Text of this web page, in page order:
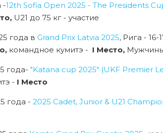
-12th Sofia Open 2025 - The Presidents
U21 до 75 кг - участие
года в Grand Prix Latvia 2025, Рига -
командное кумитэ - I Место,
года- "Katana cup 2025" (UKF Premier
- I Место
года - 2025 Cadet, Junior & U21